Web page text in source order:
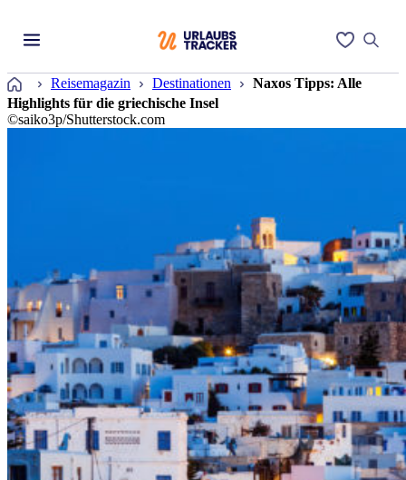
Startseite
Reisemagazin Destinationen
Naxos Tipps: Alle
Highlights für die griechische Insel
©saiko3p/Shutterstock.com